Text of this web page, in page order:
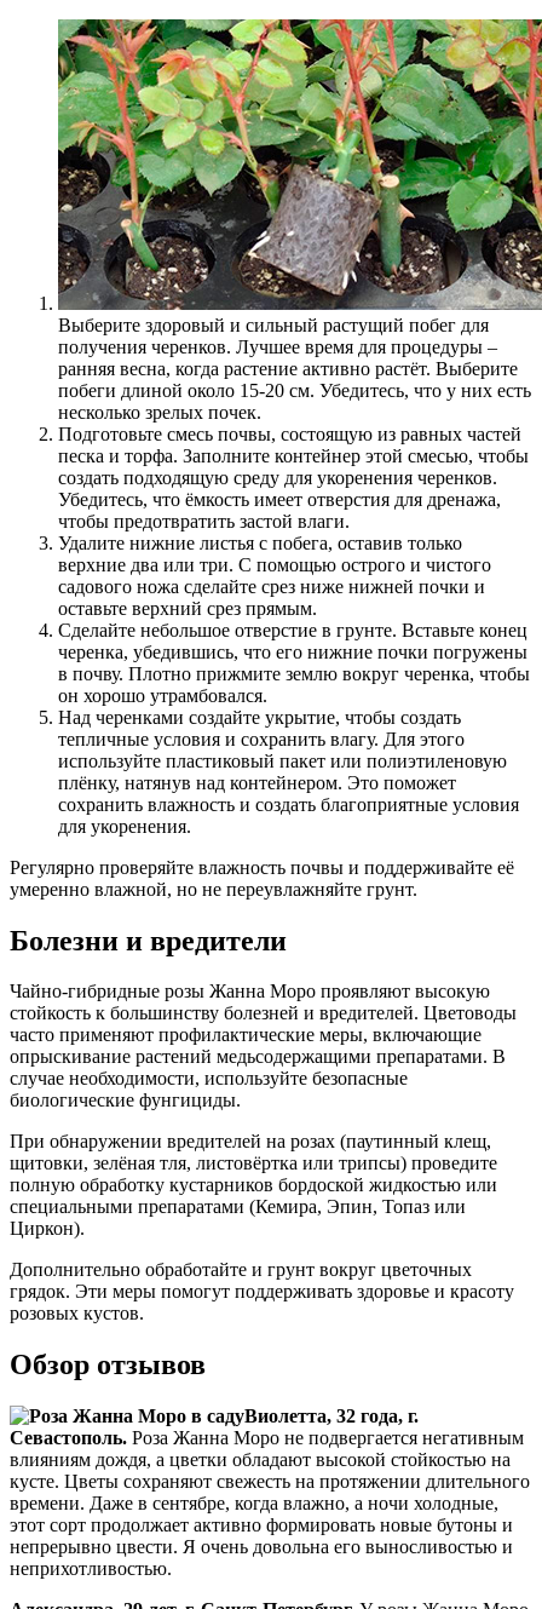
Выберите здоровый и сильный растущий побег для
получения черенков. Лучшее время для процедуры –
ранняя весна, когда растение активно растёт. Выберите
побеги длиной около 15-20 см. Убедитесь, что у них есть
несколько зрелых почек.
Подготовьте смесь почвы, состоящую из равных частей
песка и торфа. Заполните контейнер этой смесью, чтобы
создать подходящую среду для укоренения черенков.
Убедитесь, что ёмкость имеет отверстия для дренажа,
чтобы предотвратить застой влаги.
Удалите нижние листья с побега, оставив только
верхние два или три. С помощью острого и чистого
садового ножа сделайте срез ниже нижней почки и
оставьте верхний срез прямым.
Сделайте небольшое отверстие в грунте. Вставьте конец
черенка, убедившись, что его нижние почки погружены
в почву. Плотно прижмите землю вокруг черенка, чтобы
он хорошо утрамбовался.
Над черенками создайте укрытие, чтобы создать
тепличные условия и сохранить влагу. Для этого
используйте пластиковый пакет или полиэтиленовую
плёнку, натянув над контейнером. Это поможет
сохранить влажность и создать благоприятные условия
для укоренения.
Регулярно проверяйте влажность почвы и поддерживайте её
умеренно влажной, но не переувлажняйте грунт.
Болезни и вредители
Чайно-гибридные розы Жанна Моро проявляют высокую
стойкость к большинству болезней и вредителей. Цветоводы
часто применяют профилактические меры, включающие
опрыскивание растений медьсодержащими препаратами. В
случае необходимости, используйте безопасные
биологические фунгициды.
При обнаружении вредителей на розах (паутинный клещ,
щитовки, зелёная тля, листовёртка или трипсы) проведите
полную обработку кустарников бордоской жидкостью или
специальными препаратами (Кемира, Эпин, Топаз или
Циркон).
Дополнительно обработайте и грунт вокруг цветочных
грядок. Эти меры помогут поддерживать здоровье и красоту
розовых кустов.
Обзор отзывов
Виолетта, 32 года, г.
Севастополь. Роза Жанна Моро не подвергается негативным
влияниям дождя, а цветки обладают высокой стойкостью на
кусте. Цветы сохраняют свежесть на протяжении длительного
времени. Даже в сентябре, когда влажно, а ночи холодные,
этот сорт продолжает активно формировать новые бутоны и
непрерывно цвести. Я очень довольна его выносливостью и
неприхотливостью.